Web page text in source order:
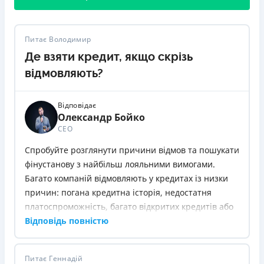
Питає Володимир
Де взяти кредит, якщо скрізь
відмовляють?
Відповідає
Олександр Бойко
СЕО
Спробуйте розглянути причини відмов та пошукати
фінустанову з найбільш лояльними вимогами.
Багато компаній відмовляють у кредитах із низки
причин: погана кредитна історія, недостатня
платоспроможність, багато відкритих кредитів або
неправильно зазначені дані в анкеті.
Почніть очищати свою кредитну історію та
Відповідь повністю
Питає Геннадій